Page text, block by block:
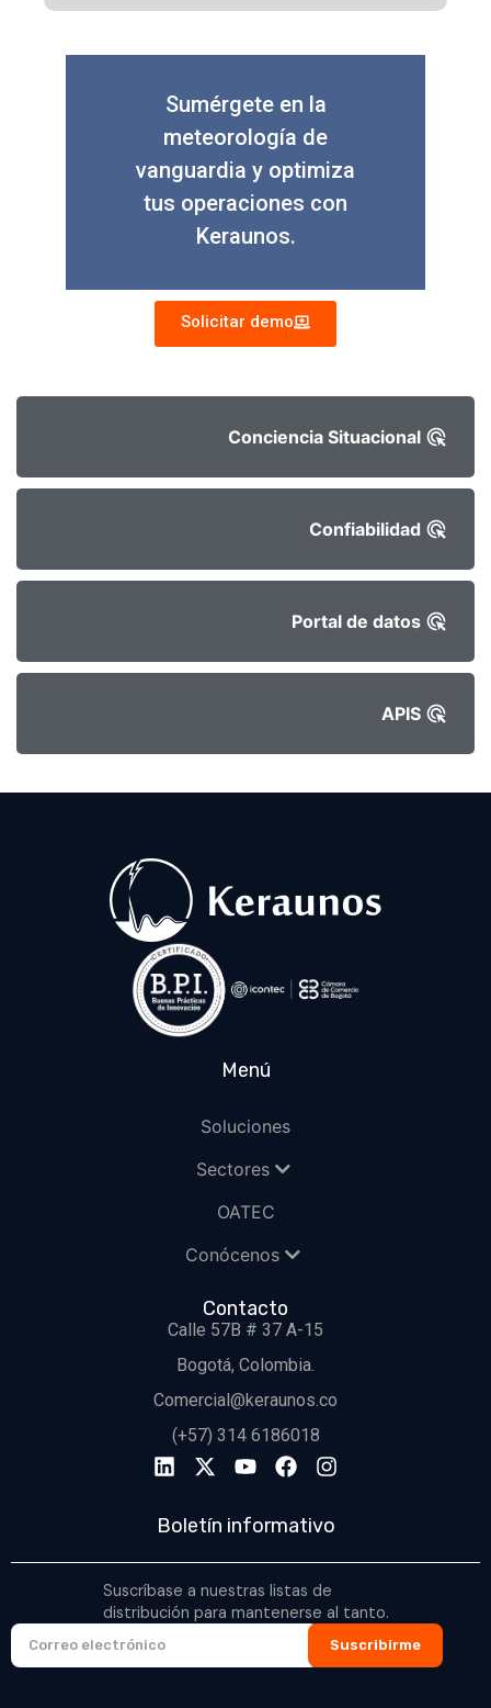
Sumérgete en la
meteorología de
vanguardia y optimiza
tus operaciones con
Keraunos.
Solicitar demo
Conciencia Situacional
Confiabilidad
Portal de datos
APIS
Menú
Soluciones
Sectores
OATEC
Conócenos
Contacto
Calle 57B # 37 A-15
Bogotá, Colombia.
Comercial@keraunos.co
(+57) 314 6186018
Boletín informativo
Suscríbase a nuestras listas de
distribución para mantenerse al tanto.
Suscribirme